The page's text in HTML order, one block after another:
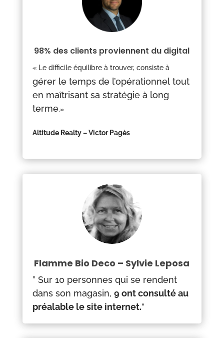
98% des clients proviennent du digital
« Le difficile équilibre à trouver, consiste à
gérer le temps de l’opérationnel tout
en maîtrisant sa stratégie à long
terme.»
Altitude Realty – Victor Pagès
Flamme Bio Deco – Sylvie Leposa
” Sur 10 personnes qui se rendent
dans son magasin, 9 ont consulté au
préalable le site internet.“